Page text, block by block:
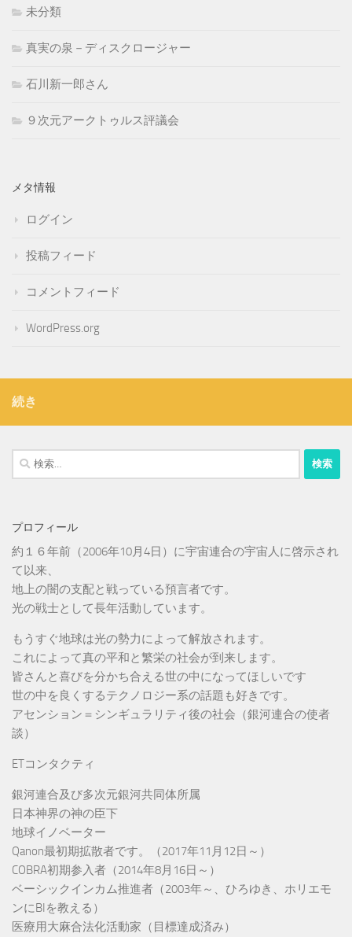
未分類
真実の泉－ディスクロージャー
石川新一郎さん
９次元アークトゥルス評議会
メタ情報
ログイン
投稿フィード
コメントフィード
WordPress.org
続き
検
索:
プロフィール
約１６年前（2006年10月4日）に宇宙連合の宇宙人に啓示され
て以来、
地上の闇の支配と戦っている預言者です。
光の戦士として長年活動しています。
もうすぐ地球は光の勢力によって解放されます。
これによって真の平和と繁栄の社会が到来します。
皆さんと喜びを分かち合える世の中になってほしいです
世の中を良くするテクノロジー系の話題も好きです。
アセンション＝シンギュラリティ後の社会（銀河連合の使者
談）
ETコンタクティ
銀河連合及び多次元銀河共同体所属
日本神界の神の臣下
地球イノベーター
Qanon最初期拡散者です。（2017年11月12日～）
COBRA初期参入者（2014年8月16日～）
ベーシックインカム推進者（2003年～、ひろゆき、ホリエモ
ンにBIを教える）
医療用大麻合法化活動家（目標達成済み）